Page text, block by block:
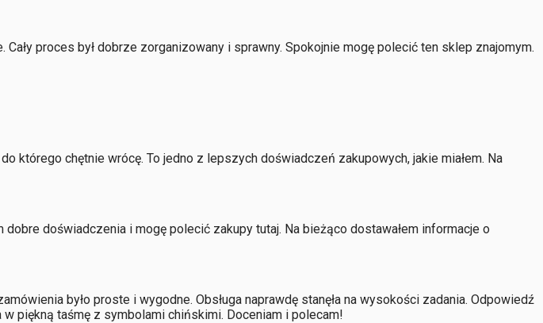
proces był dobrze zorganizowany i sprawny. Spokojnie mogę polecić ten sklep znajomym.
którego chętnie wrócę. To jedno z lepszych doświadczeń zakupowych, jakie miałem. Na
dobre doświadczenia i mogę polecić zakupy tutaj. Na bieżąco dostawałem informacje o
było proste i wygodne. Obsługa naprawdę stanęła na wysokości zadania. Odpowiedź
piękną taśmę z symbolami chińskimi. Doceniam i polecam!